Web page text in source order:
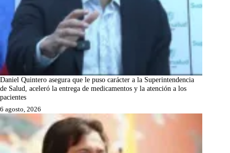
Daniel Quintero asegura que le puso carácter a la Superintendencia
de Salud, aceleró la entrega de medicamentos y la atención a los
pacientes
6 agosto, 2026